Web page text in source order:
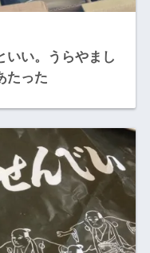
いい。うらやまし
たった